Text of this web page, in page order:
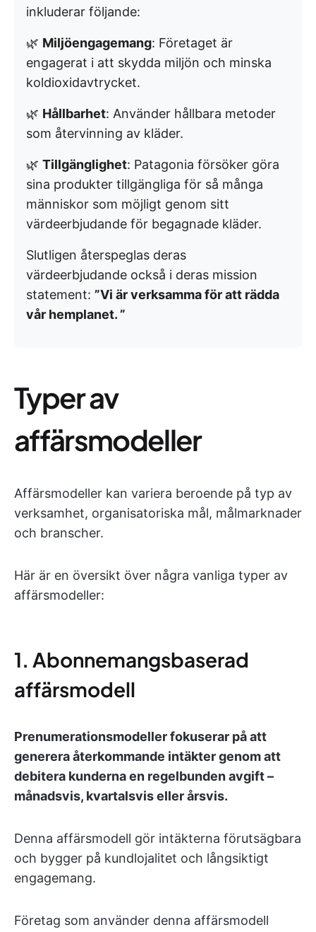
inkluderar följande:
🌿 Miljöengagemang: Företaget är
engagerat i att skydda miljön och minska
koldioxidavtrycket.
🌿 Hållbarhet: Använder hållbara metoder
som återvinning av kläder.
🌿 Tillgänglighet: Patagonia försöker göra
sina produkter tillgängliga för så många
människor som möjligt genom sitt
värdeerbjudande för begagnade kläder.
Slutligen återspeglas deras
värdeerbjudande också i deras mission
statement: ”Vi är verksamma för att rädda
vår hemplanet. ”
Typer av
affärsmodeller
Affärsmodeller kan variera beroende på typ av
verksamhet, organisatoriska mål, målmarknader
och branscher.
Här är en översikt över några vanliga typer av
affärsmodeller:
1. Abonnemangsbaserad
affärsmodell
Prenumerationsmodeller fokuserar på att
generera återkommande intäkter genom att
debitera kunderna en regelbunden avgift –
månadsvis, kvartalsvis eller årsvis.
Denna affärsmodell gör intäkterna förutsägbara
och bygger på kundlojalitet och långsiktigt
engagemang.
Företag som använder denna affärsmodell